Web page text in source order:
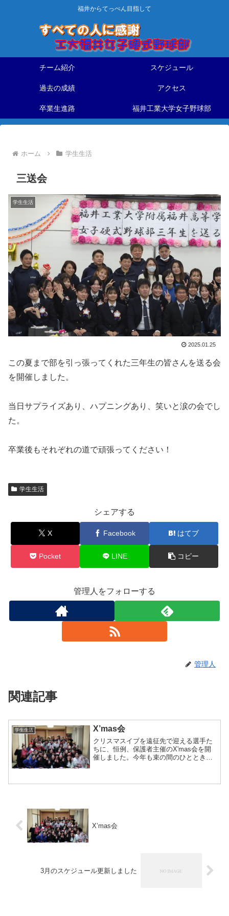
福井からてっぺん目指して
チーム紹介 スケジュール
過去の成績 アクセス
卒業生進路 福井工業大学女子野球部
ホーム 学生生活
三送会
学生生活
2025.01.25
この夏まで部を引っ張ってくれた三年生の皆さんを送る会
を開催しました。
当日サプライズあり、ハプニングあり、笑いと涙の会でし
た。
卒業後もそれぞれの道で頑張ってください！
学生生活
シェアする
X Facebook はてブ
Pocket LINE コピー
管理人をフォローする
管理人
関連記事
学生生活 X’mas会
クリスマスイブを遠征先で迎える選手た
ちに、恒例、保護者主催のX'mas会を開
催しました。今年も束の間のひとときを
X’mas会
3月のスケジュール更新しました